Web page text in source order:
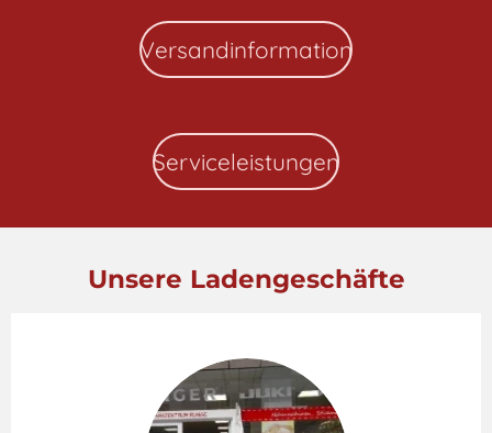
Versandinformation
Serviceleistungen
Unsere Ladengeschäfte